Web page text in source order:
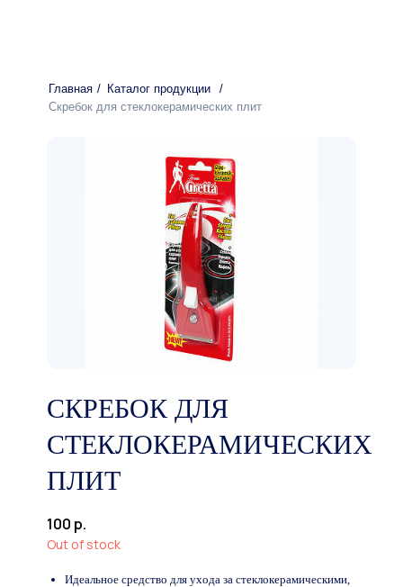
Главная / Каталог продукции
/
Скребок для стеклокерамических плит
СКРЕБОК ДЛЯ
СТЕКЛОКЕРАМИЧЕСКИХ
ПЛИТ
100 р.
Out of stock
Идеальное средство для ухода за стеклокерамическими,